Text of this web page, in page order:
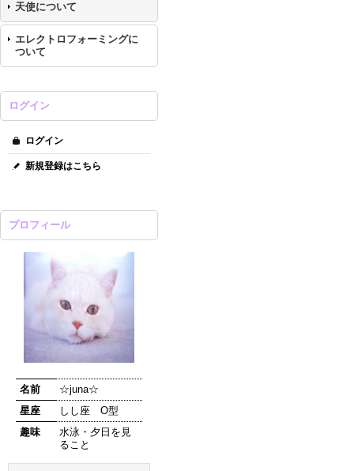
天使について
エレクトロフォーミングに
ついて
ログイン
ログイン
新規登録はこちら
プロフィール
名前
☆juna☆
星座
しし座 O型
趣味
水泳・夕日を見
ること